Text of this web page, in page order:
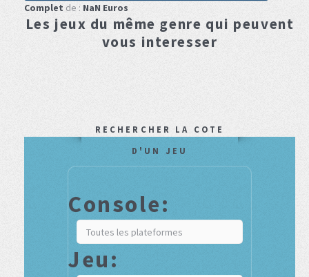
Complet de : NaN Euros
Les jeux du même genre qui peuvent
vous interesser
RECHERCHER LA COTE
D'UN JEU
Console:
Jeu: